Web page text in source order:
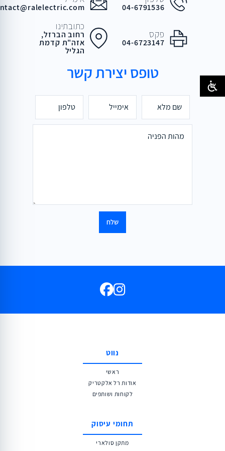
04-6791536
פקס
04-6723147
כתובתינו
רחוב הברזל,
אזה"ת קדמת
הגליל
טופס יצירת קשר
נווט
ראשי
אודות רל אלקטריק
לקוחות ושותפים
תחומי עיסוק
מתקן סולארי